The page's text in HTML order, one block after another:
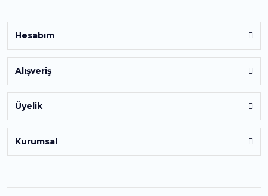
Hesabım
Alışveriş
Üyelik
Kurumsal